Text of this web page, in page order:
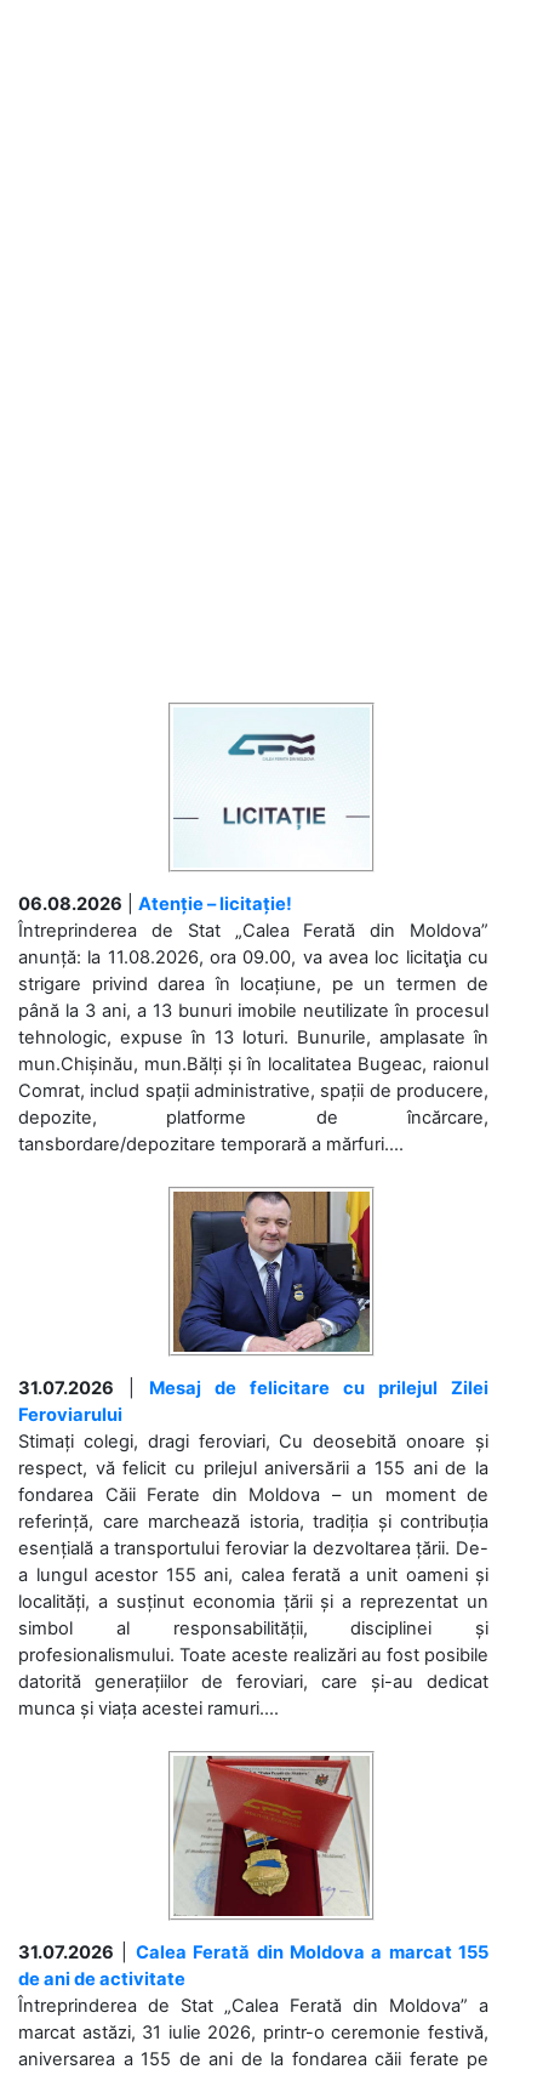
06.08.2026
Atenție – licitație!
Întreprinderea de Stat „Calea Ferată din Moldova”
anunță: la 11.08.2026, ora 09.00, va avea loc licitaţia cu
strigare privind darea în locațiune, pe un termen de
până la 3 ani, a 13 bunuri imobile neutilizate în procesul
tehnologic, expuse în 13 loturi. Bunurile, amplasate în
mun.Chișinău, mun.Bălți și în localitatea Bugeac, raionul
Comrat, includ spații administrative, spații de producere,
depozite, platforme de încărcare,
tansbordare/depozitare temporară a mărfuri....
31.07.2026
Mesaj de felicitare cu prilejul Zilei
Feroviarului
Stimați colegi, dragi feroviari, Cu deosebită onoare și
respect, vă felicit cu prilejul aniversării a 155 ani de la
fondarea Căii Ferate din Moldova – un moment de
referință, care marchează istoria, tradiția și contribuția
esențială a transportului feroviar la dezvoltarea țării. De-
a lungul acestor 155 ani, calea ferată a unit oameni și
localități, a susținut economia țării și a reprezentat un
simbol al responsabilității, disciplinei și
profesionalismului. Toate aceste realizări au fost posibile
datorită generațiilor de feroviari, care și-au dedicat
munca și viața acestei ramuri....
31.07.2026
Calea Ferată din Moldova a marcat 155
de ani de activitate
Întreprinderea de Stat „Calea Ferată din Moldova” a
marcat astăzi, 31 iulie 2026, printr-o ceremonie festivă,
aniversarea a 155 de ani de la fondarea căii ferate pe